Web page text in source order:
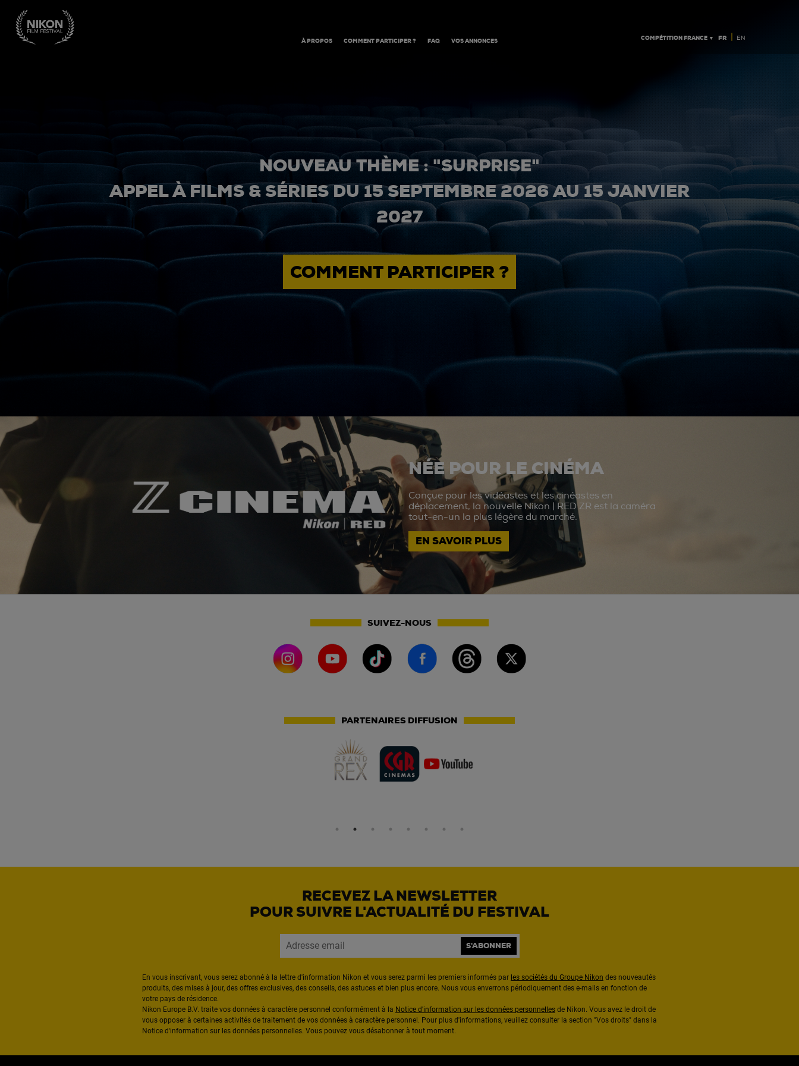
À PROPOS COMMENT PARTICIPER ? FAQ VOS ANNONCES COMPÉTITION FRANCE ▼ FR | EN
NOUVEAU THÈME : "SURPRISE"
APPEL À FILMS & SÉRIES DU 15 SEPTEMBRE 2026 AU 15 JANVIER
2027
COMMENT PARTICIPER ?
NÉE POUR LE CINÉMA
Conçue pour les vidéastes et les cinéastes en
déplacement, la nouvelle Nikon | RED ZR est la caméra
tout-en-un la plus légère du marché.
EN SAVOIR PLUS
SUIVEZ-NOUS
PARTENAIRES DIFFUSION
RECEVEZ LA NEWSLETTER
POUR SUIVRE L'ACTUALITÉ DU FESTIVAL
S'ABONNER
En vous inscrivant, vous serez abonné à la lettre d'information Nikon et vous serez parmi les premiers informés par les sociétés du Groupe Nikon des nouveautés
produits, des mises à jour, des offres exclusives, des conseils, des astuces et bien plus encore. Nous vous enverrons périodiquement des e-mails en fonction de
votre pays de résidence.
Nikon Europe B.V. traite vos données à caractère personnel conformément à la Notice d'information sur les données personnelles de Nikon. Vous avez le droit de
vous opposer à certaines activités de traitement de vos données à caractère personnel. Pour plus d'informations, veuillez consulter la section "Vos droits" dans la
Notice d'information sur les données personnelles. Vous pouvez vous désabonner à tout moment.